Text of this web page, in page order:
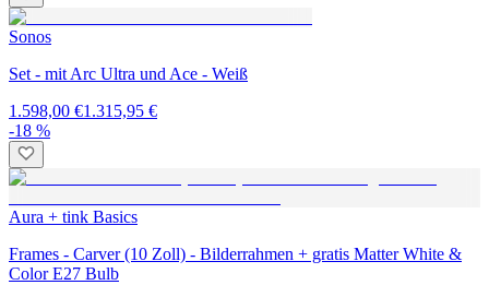
Sonos
Set - mit Arc Ultra und Ace - Weiß
1.598,00 €1.315,95 €
-18 %
Aura + tink Basics
Frames - Carver (10 Zoll) - Bilderrahmen + gratis Matter White &
Color E27 Bulb